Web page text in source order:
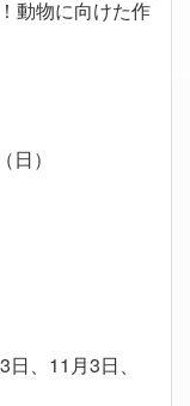
動物に向けた作
）
、11月3日、